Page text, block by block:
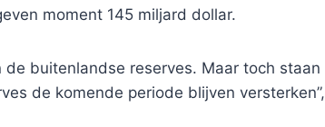
moment 145 miljard dollar.
buitenlandse reserves. Maar toch staan
de komende periode blijven versterken”,